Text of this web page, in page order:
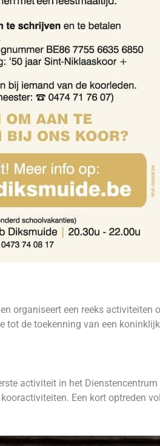
organiseert een reeks activiteiten
de toekenning van een
activiteit in het
Een kort optreden